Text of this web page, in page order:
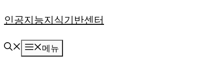
컨
인공지능지식기반센터
메뉴